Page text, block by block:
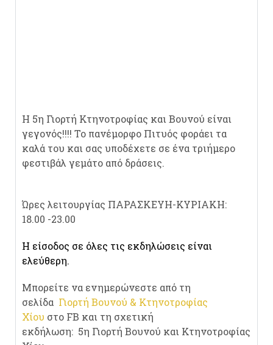
Η 5η Γιορτή Κτηνοτροφίας και Βουνού είναι
γεγονός!!!! Το πανέμορφο Πιτυός φοράει τα
καλά του και σας υποδέχετε σε ένα τριήμερο
φεστιβάλ γεμάτο από δράσεις.
Ώρες λειτουργίας ΠΑΡΑΣΚΕΥΗ-ΚΥΡΙΑΚΗ:
18.00 -23.00
H είσοδος σε όλες τις εκδηλώσεις είναι
ελεύθερη.
Μπορείτε να ενημερώνεστε από τη
σελίδα Γιορτή Βουνού & Κτηνοτροφίας
Χίου στο FB και τη σχετική
εκδήλωση: 5η Γιορτή Βουνού και Κτηνοτροφίας